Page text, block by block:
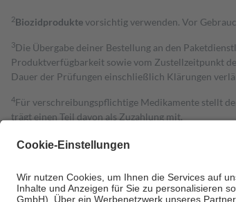
2Biozidproduktevorsichtig verwenden. Vor
3Die Übergabe deiner Bestellung an den
Produktverfügbarkeit sowie vom Zustellzeitpunkt
Dauer der Prüfungen einschließlich Klärungen
4Für verschreibungspflichtige Medikamente stellt
trägt einen Teil davon als Zuzahlung mit.
zu entrichten.
Bei Heilmitteln und häuslicher Krankenpflege
Um das Engagement der Versicherten für ihre